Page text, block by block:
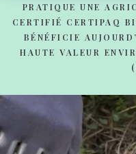
PRATIQUE UNE
CERTIFIÉ CERTIPAQ
BÉNÉFICIE
HAUTE VALEUR